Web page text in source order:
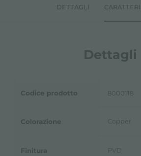
DETTAGLI
Dettagli
Codice prodotto 8000118
Colorazione Copper
Finitura PVD